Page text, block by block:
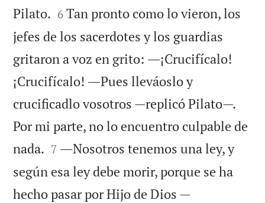
Pilato. 

6 Tan pronto como lo vieron, los
jefes de los sacerdotes y los guardias
gritaron a voz en grito: ―¡Crucifícalo!
¡Crucifícalo! ―Pues lleváoslo y
crucificadlo vosotros —replicó Pilato—.
Por mi parte, no lo encuentro culpable de
nada. 

7 ―Nosotros tenemos una ley, y
según esa ley debe morir, porque se ha
hecho pasar por Hijo de Dios —